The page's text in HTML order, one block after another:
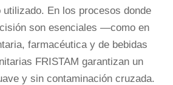
utilizado. En los procesos donde
son esenciales —como en
farmacéutica y de bebidas
FRISTAM garantizan un
y sin contaminación cruzada.